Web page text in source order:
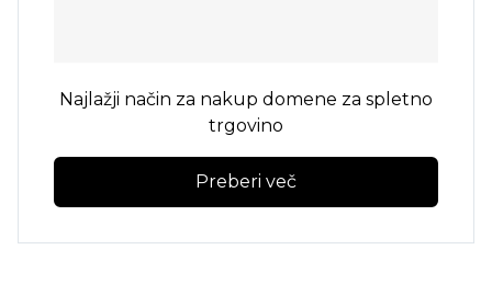
Najlažji način za nakup domene za spletno
trgovino
Preberi več